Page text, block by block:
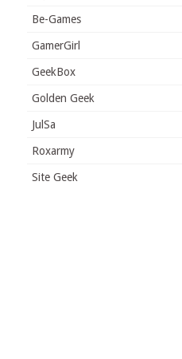
Be-Games
GamerGirl
GeekBox
Golden Geek
JulSa
Roxarmy
Site Geek